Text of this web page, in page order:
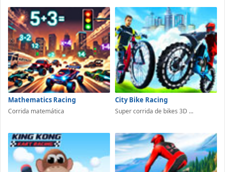
Mathematics Racing
Corrida matemática
City Bike Racing
Super corrida de bikes 3D ...